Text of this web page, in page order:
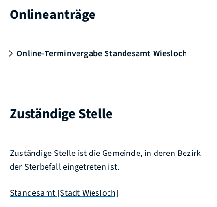
Onlineanträge
Online-Terminvergabe Standesamt Wiesloch
Zuständige Stelle
Zuständige Stelle ist die Gemeinde, in deren Bezirk
der Sterbefall eingetreten ist.
Standesamt [Stadt Wiesloch]